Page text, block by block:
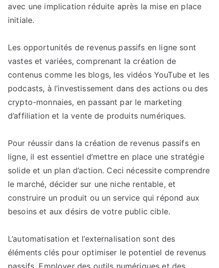
avec
en
Ligne
:
Conseils
pour
Se
avec une implication réduite après la mise en place
initiale.
Les opportunités de revenus passifs en ligne sont
vastes et variées, comprenant la création de
contenus comme les blogs, les vidéos YouTube et les
podcasts, à l’investissement dans des actions ou des
crypto-monnaies, en passant par le marketing
d’affiliation et la vente de produits numériques.
Pour réussir dans la création de revenus passifs en
ligne, il est essentiel d’mettre en place une stratégie
solide et un plan d’action. Ceci nécessite comprendre
le marché, décider sur une niche rentable, et
construire un produit ou un service qui répond aux
besoins et aux désirs de votre public cible.
L’automatisation et l’externalisation sont des
éléments clés pour optimiser le potentiel de revenus
passifs. Employer des outils numériques et des